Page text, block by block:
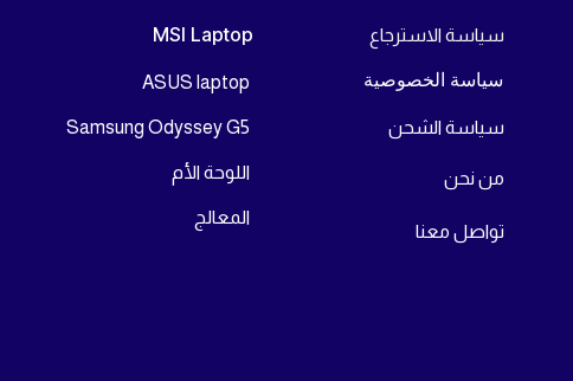
سياسة الاسترجاع
سياسة الخصوصية
سياسة الشحن
من نحن
تواصل معنا
MSI Laptop
ASUS laptop
Samsung Odyssey G5
اللوحة الأم
المعالج